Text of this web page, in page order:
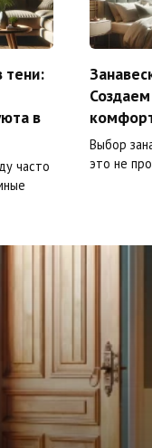
тени:
в
часто
Выбор
это не